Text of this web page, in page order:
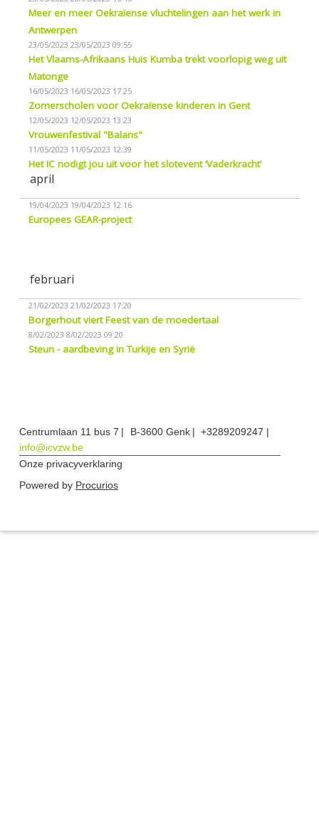
Meer en meer Oekraïense vluchtelingen aan het werk in
Antwerpen
23/05/2023 23/05/2023 09:55
Het Vlaams-Afrikaans Huis Kumba trekt voorlopig weg uit
Matonge
16/05/2023 16/05/2023 17:25
Zomerscholen voor Oekraïense kinderen in Gent
12/05/2023 12/05/2023 13:23
Vrouwenfestival "Balans"
11/05/2023 11/05/2023 12:39
Het IC nodigt jou uit voor het slotevent ‘Vaderkracht’
april
19/04/2023 19/04/2023 12:16
Europees GEAR-project
februari
21/02/2023 21/02/2023 17:20
Borgerhout viert Feest van de moedertaal
8/02/2023 8/02/2023 09:20
Steun - aardbeving in Turkije en Syrië
Centrumlaan 11 bus 7 B-3600 Genk
+3289209247
info@icvzw.be
Onze privacyverklaring
Powered by Procurios